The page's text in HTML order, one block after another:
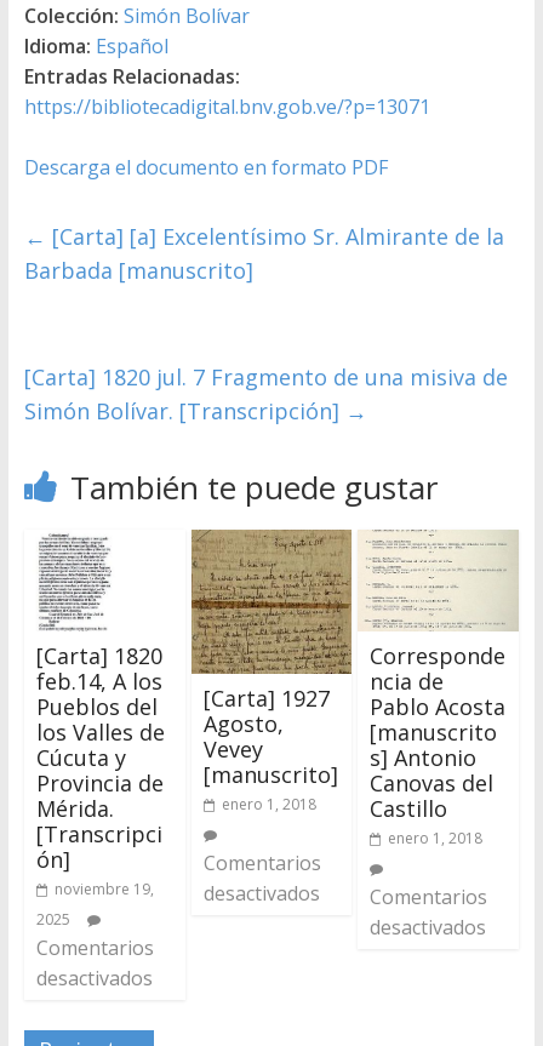
Colección: Simón Bolívar
Idioma: Español
Entradas Relacionadas:
https://bibliotecadigital.bnv.gob.ve/?p=13071
Descarga el documento en formato PDF
← [Carta] [a] Excelentísimo Sr. Almirante de la
Barbada [manuscrito]
[Carta] 1820 jul. 7 Fragmento de una misiva de
Simón Bolívar. [Transcripción] →
También te puede gustar
[Carta] 1820
feb.14, A los
Pueblos del
los Valles de
Cúcuta y
Provincia de
Mérida.
[Transcripci
ón]
noviembre 19,
2025
Comentarios
desactivados
[Carta] 1927
Agosto,
Vevey
[manuscrito]
enero 1, 2018
Comentarios
desactivados
Corresponde
ncia de
Pablo Acosta
[manuscrito
s] Antonio
Canovas del
Castillo
enero 1, 2018
Comentarios
desactivados